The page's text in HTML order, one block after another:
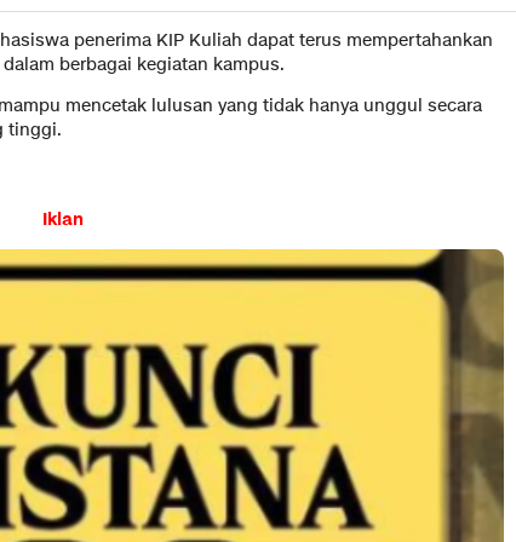
penerima KIP Kuliah dapat terus mempertahankan
berbagai kegiatan kampus.
mencetak lulusan yang tidak hanya unggul secara
tinggi.
Iklan